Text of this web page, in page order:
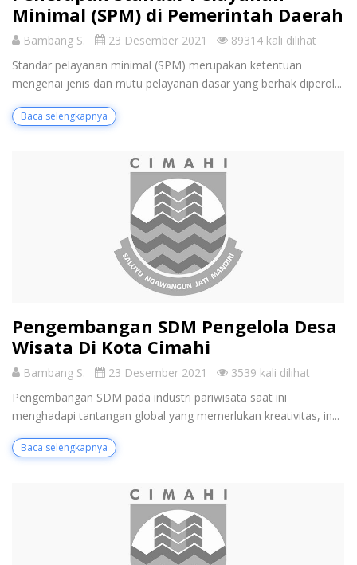
Minimal (SPM) di Pemerintah Daerah
Bambang S. 23 Desember 2021
89314 kali dilihat
Standar pelayanan minimal (SPM) merupakan ketentuan
mengenai jenis dan mutu pelayanan dasar yang berhak diperol...
Baca selengkapnya
Pengembangan SDM Pengelola Desa
Wisata Di Kota Cimahi
Bambang S. 23 Desember 2021
3539 kali dilihat
Pengembangan SDM pada industri pariwisata saat ini
menghadapi tantangan global yang memerlukan kreativitas, in...
Baca selengkapnya